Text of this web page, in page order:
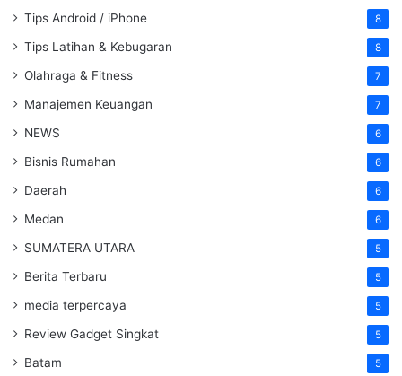
Tips Android / iPhone 8
Tips Latihan & Kebugaran 8
Olahraga & Fitness 7
Manajemen Keuangan 7
NEWS 6
Bisnis Rumahan 6
Daerah 6
Medan 6
SUMATERA UTARA 5
Berita Terbaru 5
media terpercaya 5
Review Gadget Singkat 5
Batam 5